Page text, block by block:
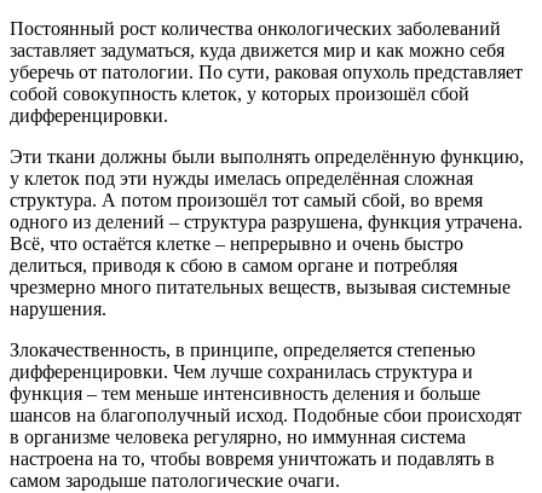
Постоянный рост количества онкологических заболеваний
заставляет задуматься, куда движется мир и как можно себя
уберечь от патологии. По сути, раковая опухоль представляет
собой совокупность клеток, у которых произошёл сбой
дифференцировки.
Эти ткани должны были выполнять определённую функцию,
у клеток под эти нужды имелась определённая сложная
структура. А потом произошёл тот самый сбой, во время
одного из делений – структура разрушена, функция утрачена.
Всё, что остаётся клетке – непрерывно и очень быстро
делиться, приводя к сбою в самом органе и потребляя
чрезмерно много питательных веществ, вызывая системные
нарушения.
Злокачественность, в принципе, определяется степенью
дифференцировки. Чем лучше сохранилась структура и
функция – тем меньше интенсивность деления и больше
шансов на благополучный исход. Подобные сбои происходят
в организме человека регулярно, но иммунная система
настроена на то, чтобы вовремя уничтожать и подавлять в
самом зародыше патологические очаги.